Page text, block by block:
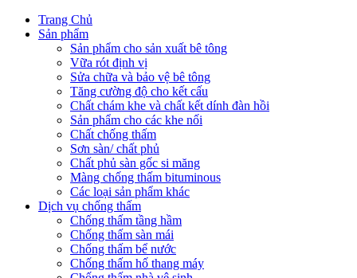
Trang Chủ
Sản phẩm
Sản phẩm cho sản xuất bê tông
Vữa rót định vị
Sửa chữa và bảo vệ bê tông
Tăng cường độ cho kết cấu
Chất chám khe và chất kết dính đàn hồi
Sản phẩm cho các khe nối
Chất chống thấm
Sơn sàn/ chất phủ
Chất phủ sàn gốc si măng
Màng chống thấm bituminous
Các loại sản phẩm khác
Dịch vụ chống thấm
Chống thấm tầng hầm
Chống thấm sàn mái
Chống thấm bể nước
Chống thấm hố thang máy